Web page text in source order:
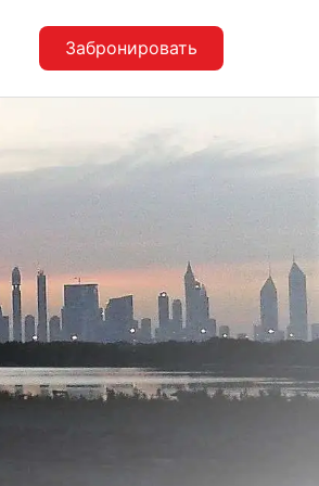
Забронировать